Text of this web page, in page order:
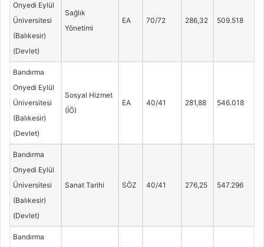
Onyedi Eylül
Üniversitesi
(Balıkesir)
(Devlet)
Sağlık
Yönetimi
EA 70/72 286,32 509.518
Bandırma
Onyedi Eylül
Üniversitesi
(Balıkesir)
(Devlet)
Sosyal Hizmet
(İÖ)
EA 40/41 281,88 546.018
Bandırma
Onyedi Eylül
Üniversitesi
(Balıkesir)
(Devlet)
Sanat Tarihi SÖZ 40/41 276,25 547.296
Bandırma